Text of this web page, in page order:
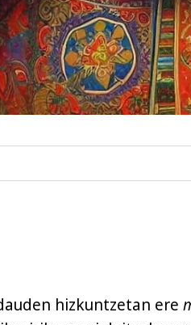
hizkuntzetan ere